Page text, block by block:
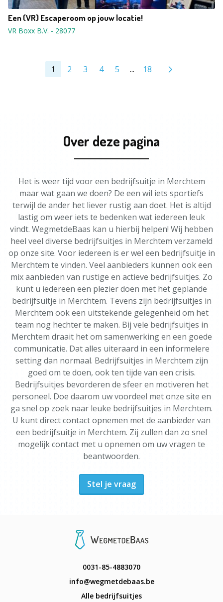
Een (VR) Escaperoom op jouw locatie!
VR Boxx B.V. - 28077
1 2 3 4 5 ... 18
Over deze pagina
Het is weer tijd voor een bedrijfsuitje in Merchtem
maar wat gaan we doen? De een wil iets sportiefs
terwijl de ander het liever rustig aan doet. Het is altijd
lastig om weer iets te bedenken wat iedereen leuk
vindt. WegmetdeBaas kan u hierbij helpen! Wij hebben
heel veel diverse bedrijfsuitjes in Merchtem verzameld
op onze site. Voor iedereen is er wel een bedrijfsuitje in
Merchtem te vinden. Veel aanbieders kunnen ook een
mix aanbieden van rustige en actieve bedrijfsuitjes. Zo
kunt u iedereen een plezier doen met het geplande
bedrijfsuitje in Merchtem. Tevens zijn bedrijfsuitjes in
Merchtem ook een uitstekende gelegenheid om het
team nog hechter te maken. Bij vele bedrijfsuitjes in
Merchtem draait het om samenwerking en een goede
communicatie. Dat alles uiteraard in een informelere
setting dan normaal. Bedrijfsuitjes in Merchtem zijn
goed om te doen, ook ten tijde van een crisis.
Bedrijfsuitjes bevorderen de sfeer en motiveren het
personeel. Doe daarom uw voordeel met onze site en
ga snel op zoek naar leuke bedrijfsuitjes in Merchtem.
U kunt direct contact opnemen met de aanbieder van
een bedrijfsuitje in Merchtem. Zij zullen dan zo snel
mogelijk contact met u opnemen om uw vragen te
beantwoorden.
Stel je vraag
0031-85-4883070
info@wegmetdebaas.be
Alle bedrijfsuitjes